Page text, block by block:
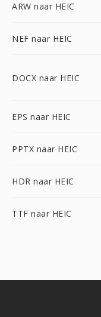
ARW naar HEIC
NEF naar HEIC
DOCX naar HEIC
EPS naar HEIC
PPTX naar HEIC
HDR naar HEIC
TTF naar HEIC